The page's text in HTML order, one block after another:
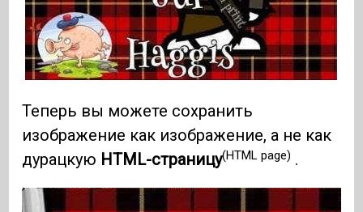
Теперь вы можете сохранить
изображение как изображение, а не как
дурацкую HTML-страницу(HTML page) .